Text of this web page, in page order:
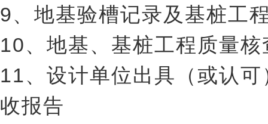
9、地基验槽记录及基桩工
10、地基、基桩工程质量核
11、设计单位出具（或认
收报告